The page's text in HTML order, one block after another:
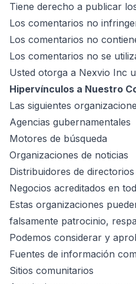
Tiene derecho a publicar
Los comentarios no
Los comentarios no
Los comentarios no se
Usted otorga a Nexvio Inc
Hipervínculos a Nuestro
Las siguientes
Agencias gubernamentales
Motores de búsqueda
Organizaciones de noticias
Distribuidores de
Negocios acreditados en
Estas organizaciones
falsamente patrocinio,
Podemos considerar y
Fuentes de información
Sitios comunitarios